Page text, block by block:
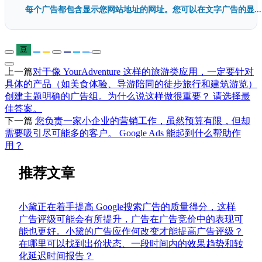
每个广告都包含显示您网站地址的网址。您可以在文字广告的显
豆
上一篇对于像 YourAdventure 这样的旅游类应用，一定要针对
具体的产品（如美食体验、导游陪同的徒步旅行和建筑游览）
创建主题明确的广告组。为什么说这样做很重要？ 请选择最
佳答案。
下一篇 您负责一家小企业的营销工作，虽然预算有限，但却
需要吸引尽可能多的客户。 Google Ads 能起到什么帮助作
用？
推荐文章
小黛正在着手提高 Google搜索广告的质量得分，这样
广告评级可能会有所提升，广告在广告竞价中的表现可
能也更好。小黛的广告应作何改变才能提高广告评级？
在哪里可以找到出价状态、一段时间内的效果趋势和转
化延迟时间报告？